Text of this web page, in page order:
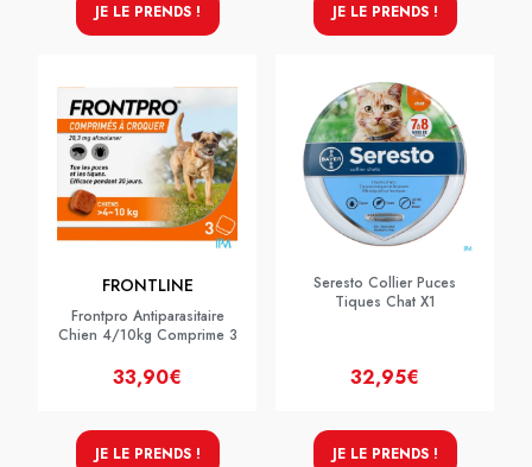
JE LE PRENDS ! JE LE PRENDS !
FRONTLINE
Frontpro Antiparasitaire
Chien 4/10kg Comprime 3
33,90€
JE LE PRENDS !
Seresto Collier Puces
Tiques Chat X1
32,95€
JE LE PRENDS !